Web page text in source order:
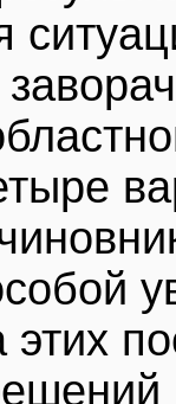
этих